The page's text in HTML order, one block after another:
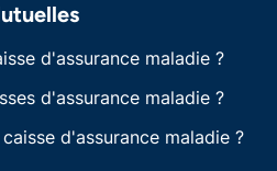
d'assurance maladie ?
d'assurance maladie ?
d'assurance maladie ?